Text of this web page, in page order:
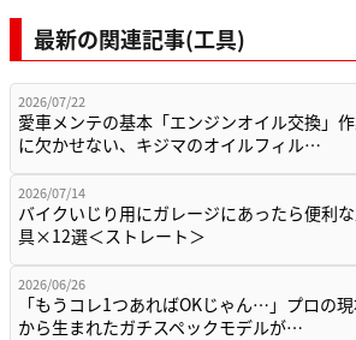
最新の関連記事(工具)
2026/07/22
愛車メンテの基本「エンジンオイル交換」
に欠かせない、キジマのオイルフィル…
2026/07/14
バイクいじり用にガレージにあったら便利
具×12選＜ストレート＞
2026/06/26
「もうコレ1つあればOKじゃん…」プロの
から生まれたガチスペックモデルが…